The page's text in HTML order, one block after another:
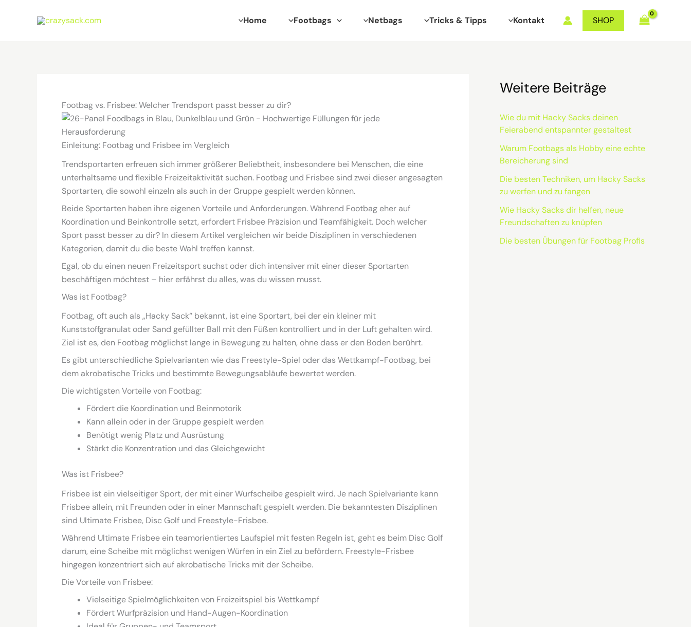
Home Footbags Netbags Tricks & Tipps Kontakt SHOP
Footbag vs. Frisbee: Welcher Trendsport passt besser zu dir?
Einleitung: Footbag und Frisbee im Vergleich
Trendsportarten erfreuen sich immer größerer Beliebtheit, insbesondere bei Menschen, die eine
unterhaltsame und flexible Freizeitaktivität suchen. Footbag und Frisbee sind zwei dieser angesagten
Sportarten, die sowohl einzeln als auch in der Gruppe gespielt werden können.
Beide Sportarten haben ihre eigenen Vorteile und Anforderungen. Während Footbag eher auf
Koordination und Beinkontrolle setzt, erfordert Frisbee Präzision und Teamfähigkeit. Doch welcher
Sport passt besser zu dir? In diesem Artikel vergleichen wir beide Disziplinen in verschiedenen
Kategorien, damit du die beste Wahl treffen kannst.
Egal, ob du einen neuen Freizeitsport suchst oder dich intensiver mit einer dieser Sportarten
beschäftigen möchtest – hier erfährst du alles, was du wissen musst.
Was ist Footbag?
Footbag, oft auch als „Hacky Sack“ bekannt, ist eine Sportart, bei der ein kleiner mit
Kunststoffgranulat oder Sand gefüllter Ball mit den Füßen kontrolliert und in der Luft gehalten wird.
Ziel ist es, den Footbag möglichst lange in Bewegung zu halten, ohne dass er den Boden berührt.
Es gibt unterschiedliche Spielvarianten wie das Freestyle-Spiel oder das Wettkampf-Footbag, bei
dem akrobatische Tricks und bestimmte Bewegungsabläufe bewertet werden.
Die wichtigsten Vorteile von Footbag:
Fördert die Koordination und Beinmotorik
Kann allein oder in der Gruppe gespielt werden
Benötigt wenig Platz und Ausrüstung
Stärkt die Konzentration und das Gleichgewicht
Was ist Frisbee?
Frisbee ist ein vielseitiger Sport, der mit einer Wurfscheibe gespielt wird. Je nach Spielvariante kann
Frisbee allein, mit Freunden oder in einer Mannschaft gespielt werden. Die bekanntesten Disziplinen
sind Ultimate Frisbee, Disc Golf und Freestyle-Frisbee.
Während Ultimate Frisbee ein teamorientiertes Laufspiel mit festen Regeln ist, geht es beim Disc Golf
darum, eine Scheibe mit möglichst wenigen Würfen in ein Ziel zu befördern. Freestyle-Frisbee
hingegen konzentriert sich auf akrobatische Tricks mit der Scheibe.
Die Vorteile von Frisbee:
Vielseitige Spielmöglichkeiten von Freizeitspiel bis Wettkampf
Fördert Wurfpräzision und Hand-Augen-Koordination
Weitere Beiträge
Wie du mit Hacky Sacks deinen
Feierabend entspannter gestaltest
Warum Footbags als Hobby eine echte
Bereicherung sind
Die besten Techniken, um Hacky Sacks
zu werfen und zu fangen
Wie Hacky Sacks dir helfen, neue
Freundschaften zu knüpfen
Die besten Übungen für Footbag Profis